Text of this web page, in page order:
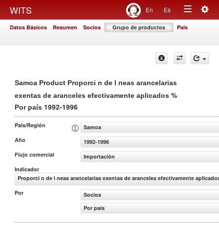
WITS En Es
Toggle
Datos Básicos Resumen Socios Grupo de productos País
Samoa Product Proporci n de l neas arancelarias
exentas de aranceles efectivamente aplicados %
Por país 1992-1996
País/Región
Samoa
Año
1992-1996
Flujo comercial
Importación
Indicador
Proporci n de l neas arancelarias exentas de aranceles efectivamente
Por
Socios
Por país